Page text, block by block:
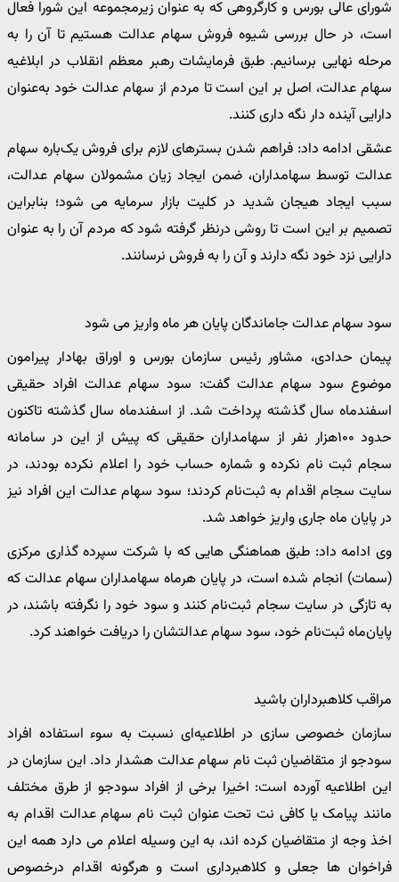
شورای عالی بورس و کارگروهی که به ‌عنوان زیرمجموعه این شورا فعال
است، در حال بررسی شیوه فروش سهام عدالت هستیم تا آن را به
مرحله نهایی برسانیم. طبق فرمایشات رهبر معظم انقلاب در ابلاغیه
سهام عدالت، اصل بر این است تا مردم از سهام عدالت خود به‌عنوان
دارایی آینده دار نگه ‌داری کنند.
عشقی ادامه داد: فراهم شدن بسترهای لازم برای فروش یک‌باره سهام
عدالت توسط سهامداران، ضمن ایجاد زیان مشمولان سهام عدالت،
سبب ایجاد هیجان شدید در کلیت بازار سرمایه می ‌شود؛ بنابراین
تصمیم بر این است تا روشی درنظر گرفته شود که مردم آن را به‌ عنوان
دارایی نزد خود نگه دارند و آن را به فروش نرسانند.
سود سهام عدالت جاماندگان پایان هر ماه واریز می شود
پیمان حدادی، مشاور رئیس سازمان بورس و اوراق ‌بهادار پیرامون
موضوع سود سهام عدالت گفت: سود سهام عدالت افراد حقیقی
اسفندماه سال ‌گذشته پرداخت شد. از اسفندماه سال‌ گذشته تاکنون
حدود ۱۰۰‌هزار نفر از سهامداران حقیقی که پیش از این در سامانه
سجام ثبت ‌نام نکرده و شماره حساب خود را اعلام نکرده بودند، در
سایت سجام اقدام به ثبت‌نام کردند؛ سود سهام عدالت این افراد نیز
در پایان ‌ماه جاری واریز خواهد شد.
وی ادامه داد: طبق هماهنگی ‌هایی که با شرکت سپرده ‌گذاری مرکزی
(سمات) انجام شده است، در پایان هرماه سهامداران سهام عدالت که
به تازگی در سایت سجام ثبت‌نام کنند و سود خود را نگرفته باشند، در
پایان‌ماه ثبت‌نام خود، سود سهام عدالتشان را دریافت خواهند کرد.
مراقب کلاهبرداران باشید
سازمان خصوصی ‌سازی در اطلاعیه‌ای نسبت به سوء استفاده افراد
سودجو از متقاضیان ثبت‌ نام سهام عدالت هشدار داد. این سازمان در
این اطلاعیه آورده است: اخیرا برخی از افراد سودجو از طرق مختلف
مانند پیامک یا کافی ‌نت تحت ‌عنوان ثبت ‌نام سهام عدالت اقدام به
اخذ وجه از متقاضیان کرده ‌اند، به این وسیله اعلام می ‌دارد همه این
فراخوان ‌ها جعلی و کلاهبرداری است و هرگونه اقدام درخصوص